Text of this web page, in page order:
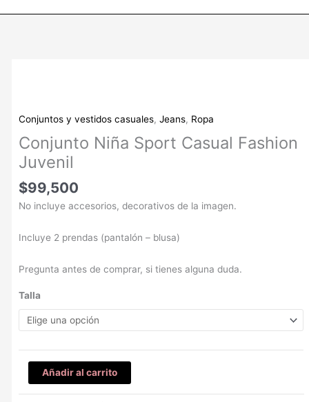
Conjuntos y vestidos casuales,Jeans, Ropa
Conjunto Niña Sport Casual Fashion
Juvenil
$99,500
No incluye accesorios, decorativos de la imagen.
Incluye 2 prendas (pantalón – blusa)
Pregunta antes de comprar, si tienes alguna duda.
Talla
Casual
Juvenil
cantidad
Añadir al carrito